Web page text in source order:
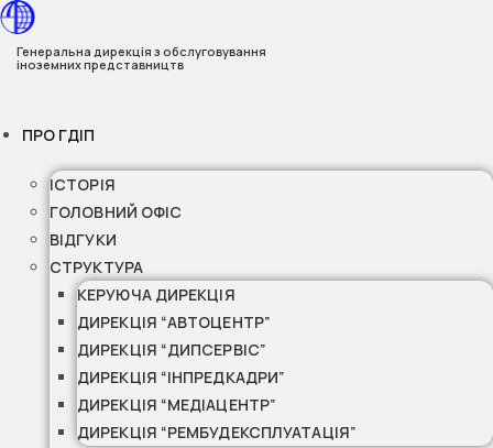
Перейти
до
вмісту
Генеральна дирекція з обслуговування
іноземних представництв
ПРО ГДІП
ІСТОРІЯ
ГОЛОВНИЙ ОФІС
ВІДГУКИ
СТРУКТУРА
КЕРУЮЧА ДИРЕКЦІЯ
ДИРЕКЦІЯ “АВТОЦЕНТР”
ДИРЕКЦІЯ “ДИПСЕРВІС”
ДИРЕКЦІЯ “ІНПРЕДКАДРИ”
ДИРЕКЦІЯ “МЕДІАЦЕНТР”
ДИРЕКЦІЯ “РЕМБУДЕКСПЛУАТАЦІЯ”